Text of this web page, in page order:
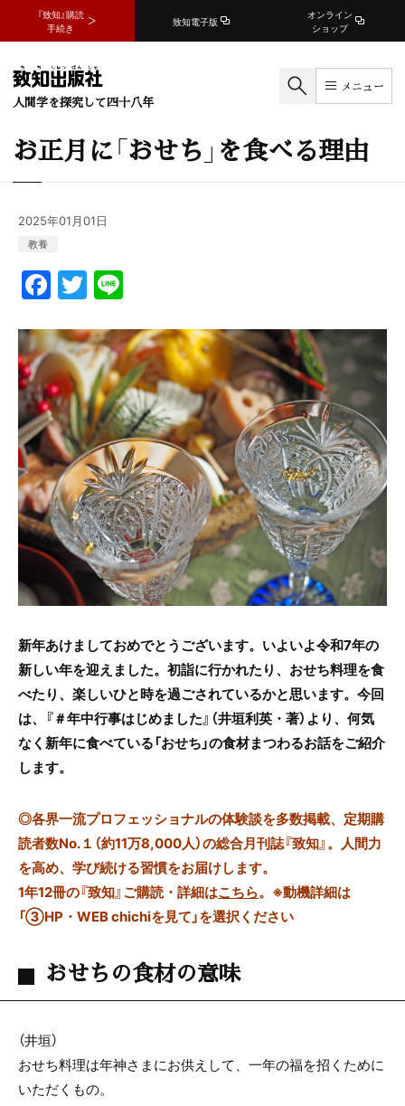
『致知』購読
手続き
致知電子版
オンライン
ショップ
人間学を探究して四十八年
メニュー
お正月に「おせち」を食べる理由
2025年01月01日
教養
F
a
c
e
b
o
o
k
T
w
itt
er
e
新年あけましておめでとうございます。いよいよ令和7年の
新しい年を迎えました。初詣に行かれたり、おせち料理を食
べたり、楽しいひと時を過ごされているかと思います。今回
は、 『＃年中行事はじめました』（井垣利英・著）より、 何気
なく新年に食べている「おせち」の食材まつわるお話をご紹介
します。
◎各界一流プロフェッショナルの体験談を多数掲載、定期購
読者数No.１（約11万8,000人）の総合月刊誌『致知』。人間力
を高め、学び続ける習慣をお届けします。
1年12冊の『致知』ご購読・詳細はこちら。 ※動機詳細は
「③HP・WEB chichiを見て」を選択ください
おせちの食材の意味
（井垣）
おせち料理は年神さまにお供えして、 一年の福を招くために
いただくもの。